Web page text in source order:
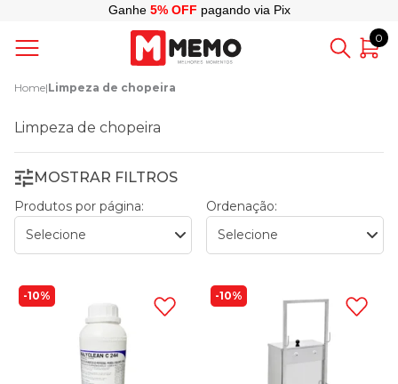
Ganhe 5% OFF pagando via Pix
0
Home|Limpeza de chopeira
Limpeza de chopeira
MOSTRAR FILTROS
Produtos por página: Ordenação:
10% 10%